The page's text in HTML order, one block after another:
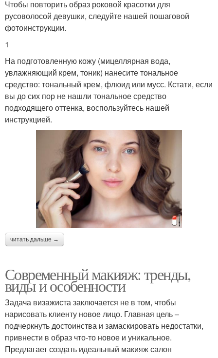
Чтобы повторить образ роковой красотки для
русоволосой девушки, следуйте нашей пошаговой
фотоинструкции.
1
На подготовленную кожу (мицеллярная вода,
увлажняющий крем, тоник) нанесите тональное
средство: тональный крем, флюид или мусс. Кстати, если
вы до сих пор не нашли тональное средство
подходящего оттенка, воспользуйтесь нашей
инструкцией.
читать дальше →
Современный макияж: тренды,
виды и особенности
Задача визажиста заключается не в том, чтобы
нарисовать клиенту новое лицо. Главная цель –
подчеркнуть достоинства и замаскировать недостатки,
привнести в образ что-то новое и уникальное.
Предлагает создать идеальный макияж салон